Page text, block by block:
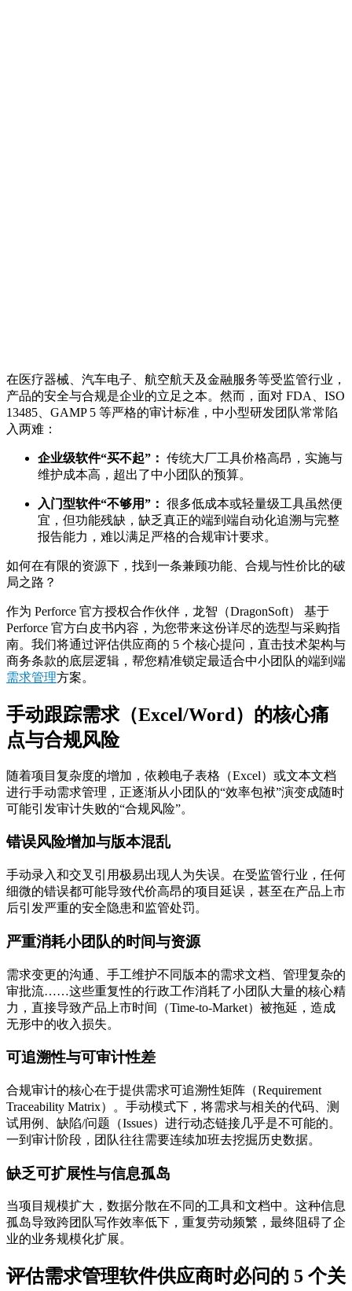
在医疗器械、汽车电子、航空航天及金融服务等受监管行业，
产品的安全与合规是企业的立足之本。然而，面对 FDA、ISO
13485、GAMP 5 等严格的审计标准，中小型研发团队常常陷
入两难：
企业级软件“买不起”： 传统大厂工具价格高昂，实施与
维护成本高，超出了中小团队的预算。
入门型软件“不够用”： 很多低成本或轻量级工具虽然便
宜，但功能残缺，缺乏真正的端到端自动化追溯与完整
报告能力，难以满足严格的合规审计要求。
如何在有限的资源下，找到一条兼顾功能、合规与性价比的破
局之路？
作为 Perforce 官方授权合作伙伴，龙智（DragonSoft） 基于
Perforce 官方白皮书内容，为您带来这份详尽的选型与采购指
南。我们将通过评估供应商的 5 个核心提问，直击技术架构与
商务条款的底层逻辑，帮您精准锁定最适合中小团队的端到端
需求管理方案。
手动跟踪需求（Excel/Word）的核心痛
点与合规风险
随着项目复杂度的增加，依赖电子表格（Excel）或文本文档
进行手动需求管理，正逐渐从小团队的“效率包袱”演变成随时
可能引发审计失败的“合规风险”。
错误风险增加与版本混乱
手动录入和交叉引用极易出现人为失误。在受监管行业，任何
细微的错误都可能导致代价高昂的项目延误，甚至在产品上市
后引发严重的安全隐患和监管处罚。
严重消耗小团队的时间与资源
需求变更的沟通、手工维护不同版本的需求文档、管理复杂的
审批流……这些重复性的行政工作消耗了小团队大量的核心精
力，直接导致产品上市时间（Time-to-Market）被拖延，造成
无形中的收入损失。
可追溯性与可审计性差
合规审计的核心在于提供需求可追溯性矩阵（Requirement
Traceability Matrix）。手动模式下，将需求与相关的代码、测
试用例、缺陷/问题（Issues）进行动态链接几乎是不可能的。
一到审计阶段，团队往往需要连续加班去挖掘历史数据。
缺乏可扩展性与信息孤岛
当项目规模扩大，数据分散在不同的工具和文档中。这种信息
孤岛导致跨团队写作效率低下，重复劳动频繁，最终阻碍了企
业的业务规模化扩展。
评估需求管理软件供应商时必问的 5 个关